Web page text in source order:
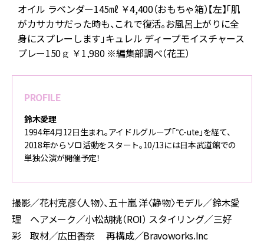
オイル ラベンダー145㎖ ￥4,400（おもちゃ箱）【左】「肌
がカサカサだった時も、これで復活。お風呂上がりに全
身にスプレーします」キュレル ディープモイスチャース
プレー150ｇ ￥1,980 ※編集部調べ（花王）
PROFILE
鈴木愛理
1994年4月12日生まれ。アイドルグループ「℃-ute」を経て、
2018年からソロ活動をスタート。10/13には日本武道館での
単独公演が開催予定！
撮影／花村克彦〈人物〉、五十嵐 洋〈静物〉モデル／鈴木愛
理 ヘアメーク／小松胡桃（ROI） スタイリング／三好
彩 取材／広田香奈 再構成／Bravoworks.Inc